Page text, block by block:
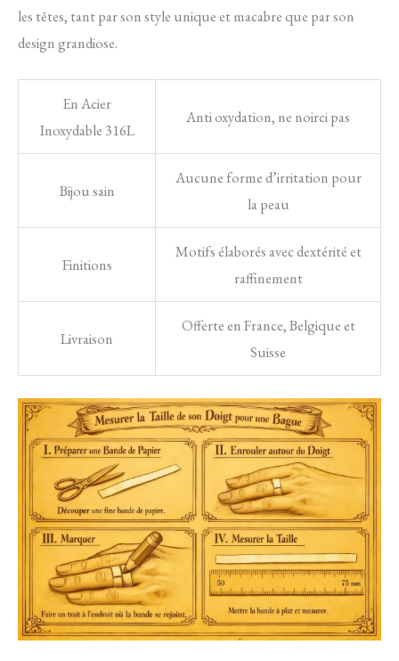
les têtes, tant par son style unique et macabre que par son
design grandiose.
En Acier
Inoxydable 316L
Anti oxydation, ne noirci pas
Bijou sain
Aucune forme d’irritation pour
la peau
Finitions
Motifs élaborés avec dextérité et
raffinement
Livraison
Offerte en France, Belgique et
Suisse